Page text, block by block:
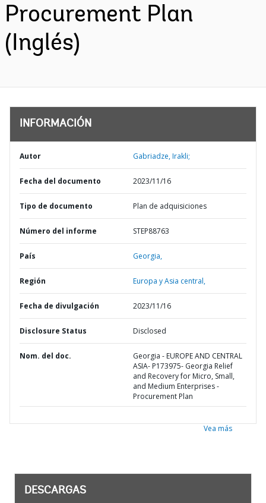
Procurement Plan
(Inglés)
INFORMACIÓN
Autor Gabriadze, Irakli;
Fecha del documento 2023/11/16
Tipo de documento Plan de adquisiciones
Número del informe STEP88763
País Georgia,
Región Europa y Asia central,
Fecha de divulgación 2023/11/16
Disclosure Status Disclosed
Nom. del doc.
Georgia - EUROPE AND CENTRAL
ASIA- P173975- Georgia Relief
and Recovery for Micro, Small,
and Medium Enterprises -
Procurement Plan
Vea más
DESCARGAS